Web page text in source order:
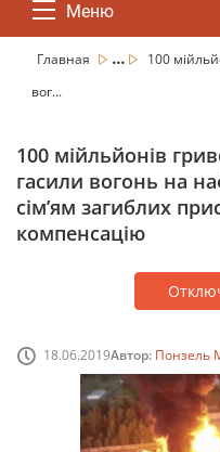
Меню
Главная ...
100
вог...
100 мійльйонів
гасили вогонь на
сім’ям загиблих
компенсацію
18.06.2019Автор: Понзель